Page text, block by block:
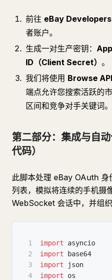
前往 eBay
者账户。
生成一对生产密钥：
ID（Client Secret） 。
我们将使用 Browse
端点允许您搜索活跃的
区间和竞争对手关键词。
第二部分：集成与自
代码）
此脚本处理 eBay OAuth 身
列表，模拟将连续的手机摄
WebSocket 会话中，并组织
1 import asyncio
2
import base64
3
import json
4
import os